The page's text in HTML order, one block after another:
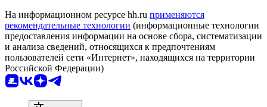
На информационном ресурсе hh.ru применяются
рекомендательные технологии (информационные технологии
предоставления информации на основе сбора, систематизации
и анализа сведений, относящихся к предпочтениям
пользователей сети «Интернет», находящихся на территории
Российской Федерации)